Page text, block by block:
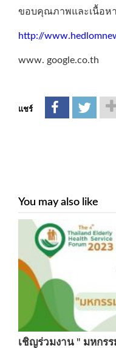
ขอบคุณภาพและเนื้อห
http://
www. google.co.th
แชร์
You may also like
เชิญร่วมงาน " มหกร